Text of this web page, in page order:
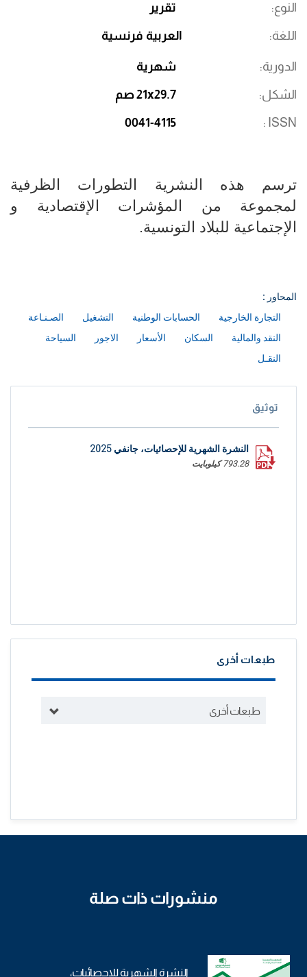
النوع تقرير
اللغة العربية فرنسية
الدورية شهرية
الشكل 21x29.7 صم
ISSN
0041-4115
ترسم هذه النشرية التطورات الظرفية
لمجموعة من المؤشرات الإقتصادية و
الإجتماعية للبلاد التونسية.​​​​​​​​​​​​​​
المحاور :
التجارة الخارجية
الحسابات الوطنية التشغيل
الصـنـاعة
النقد والمالية
السكان الأسعار الاجور
السياحة
النقـل
توثيق
النشرة الشهرية للإحصائيات، جانفي 2025
793.28 كيلوبايت
طبعات أخرى
طبعات أخرى
منشورات ذات صلة
النشرة الشهرية للإحصائيات،